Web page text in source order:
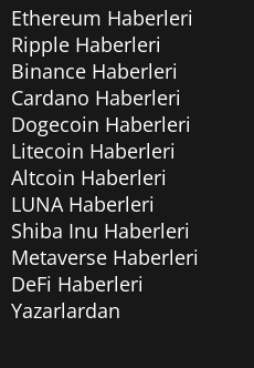
Ethereum Haberleri
Ripple Haberleri
Binance Haberleri
Cardano Haberleri
Dogecoin Haberleri
Litecoin Haberleri
Altcoin Haberleri
LUNA Haberleri
Shiba Inu Haberleri
Metaverse Haberleri
DeFi Haberleri
Yazarlardan